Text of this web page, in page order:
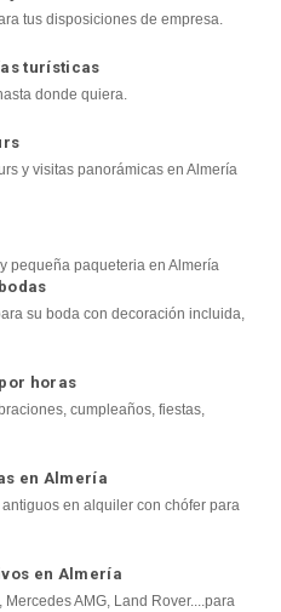
tus disposiciones de empresa.
turísticas
donde quiera.
y visitas panorámicas en Almería
pequeña paqueteria en Almería
su boda con decoración incluida,
horas
cumpleaños, fiestas,
en Almería
en alquiler con chófer para
en Almería
AMG, Land Rover....para